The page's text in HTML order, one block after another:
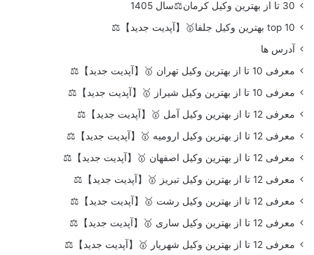
30 تا از بهترین وکیل کرمان⚖️سال 1405
top 10 بهترین وکیل جلفا🥇【آپدیت جدید】⚖️
آدرس ها
معرفی 10 تا از بهترین وکیل تهران 🥇【آپدیت جدید】⚖️
معرفی 10 تا از بهترین وکیل شیراز 🥇【آپدیت جدید】⚖️
معرفی 12 تا از بهترین وکیل آمل 🥇【آپدیت جدید】⚖️
معرفی 12 تا از بهترین وکیل ارومیه 🥇【آپدیت جدید】⚖️
معرفی 12 تا از بهترین وکیل اصفهان 🥇【آپدیت جدید】⚖️
معرفی 12 تا از بهترین وکیل تبریز 🥇【آپدیت جدید】⚖️
معرفی 12 تا از بهترین وکیل رشت 🥇【آپدیت جدید】⚖️
معرفی 12 تا از بهترین وکیل ساری 🥇【آپدیت جدید】⚖️
معرفی 12 تا از بهترین وکیل شهریار 🥇【آپدیت جدید】⚖️